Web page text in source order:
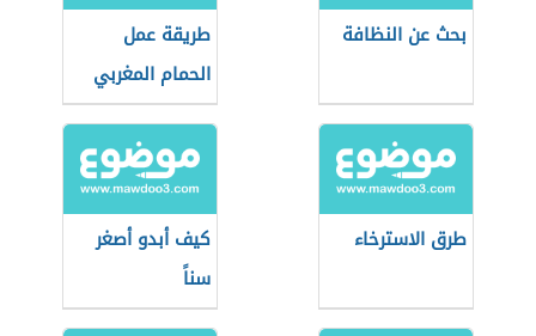
بحث عن النظافة
طريقة عمل
الحمام المغربي
طرق الاسترخاء
كيف أبدو أصغر
سناً